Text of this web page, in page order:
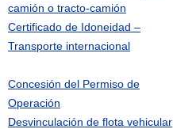
camión o tracto-camión
Certificado de Idoneidad –
Transporte internacional
Concesión del Permiso de
Operación
Desvinculación de flota vehicular